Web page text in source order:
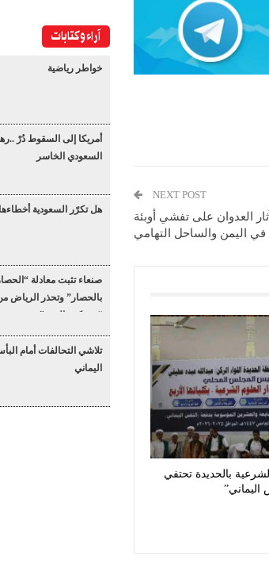
NEXT POST
العدوان على تفشي أوبئة
في اليمن والساحل التهامي
بالحديدة تحتفي
اليماني”
آراء وكتابات
خواطر رياضية
أمريكا إلى السقوط دُرْ
السعودي الخاسر
هل تكرّر السعودية
صنعاء تثبت معادلة
بالحصار” وتحذر الرياض
“عسكرة البحر”
تلاشي التحالفات أمام
اليماني